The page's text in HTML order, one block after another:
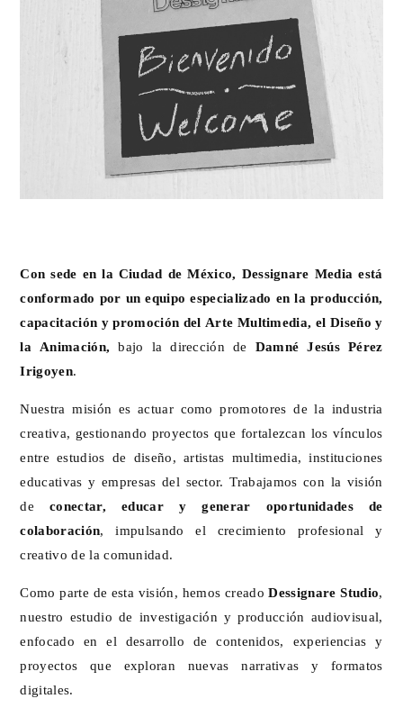
Con sede en la Ciudad de México, Dessignare Media está
conformado por un equipo especializado en la producción,
capacitación y promoción del Arte Multimedia, el Diseño y
la Animación, bajo la dirección de Damné Jesús Pérez
Irigoyen.
Nuestra misión es actuar como promotores de la industria
creativa, gestionando proyectos que fortalezcan los vínculos
entre estudios de diseño, artistas multimedia, instituciones
educativas y empresas del sector. Trabajamos con la visión
deconectar, educar y generar oportunidades de
colaboración, impulsando el crecimiento profesional y
creativo de la comunidad.
Como parte de esta visión, hemos creadoDessignare Studio,
nuestro estudio de investigación y producción audiovisual,
enfocado en el desarrollo de contenidos, experiencias y
proyectos que exploran nuevas narrativas y formatos
digitales.